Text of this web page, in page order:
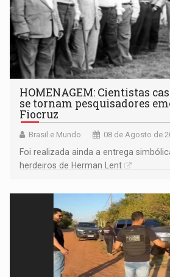
HOMENAGEM: Cientistas
se tornam pesquisadores
Fiocruz
Brasil e Mundo 08 de Agosto de
Foi realizada ainda a entrega
herdeiros de Herman Lent